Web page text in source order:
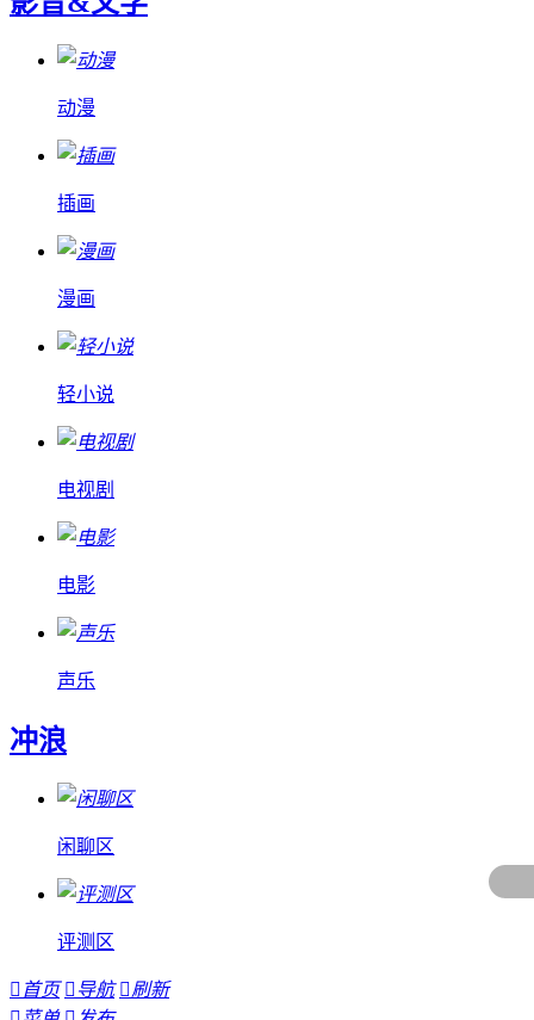
动漫
插画
漫画
轻小说
电视剧
电影
声乐
冲浪
闲聊区
评测区
 首页  导航 刷新